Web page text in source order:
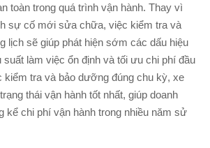
toàn trong quá trình vận hành. Thay vì
sự cố mới sửa chữa, việc kiểm tra và
lịch sẽ giúp phát hiện sớm các dấu hiệu
suất làm việc ổn định và tối ưu chi phí đầu
kiểm tra và bảo dưỡng đúng chu kỳ, xe
thái vận hành tốt nhất, giúp doanh
kể chi phí vận hành trong nhiều năm sử